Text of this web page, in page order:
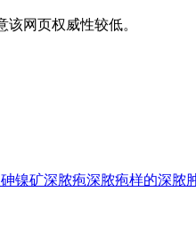
网页权威性较低。
砷镍矿深脓疱深脓疱样的深脓